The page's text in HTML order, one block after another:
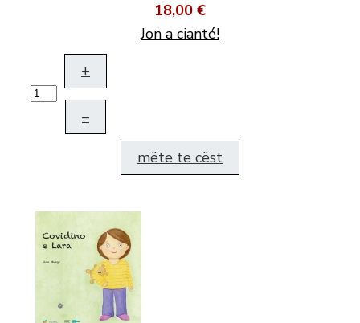
18,00 €
Jon a cianté!
+
–
mëte te cëst